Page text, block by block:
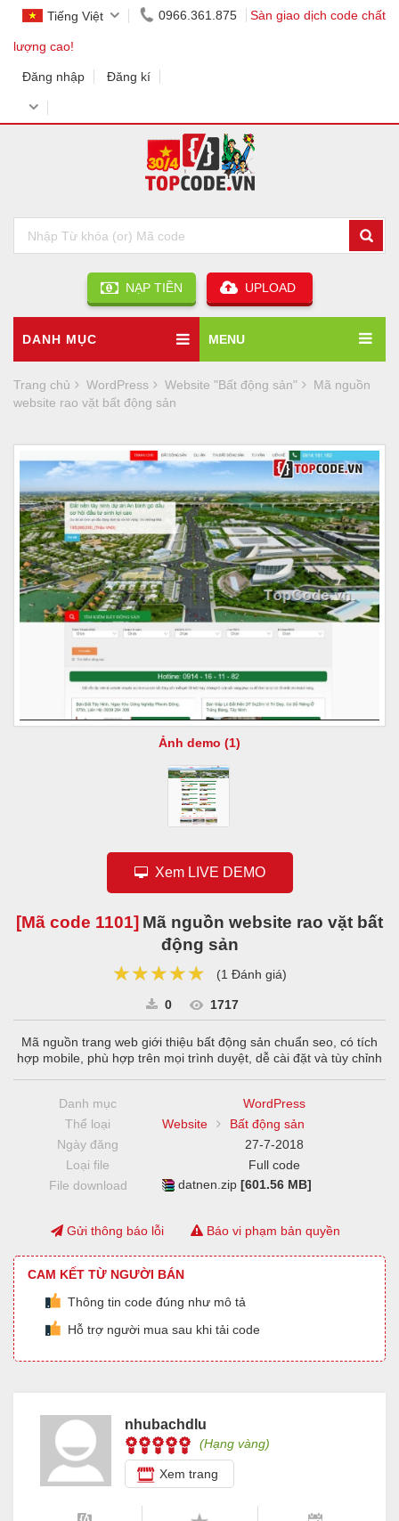
Tiếng Việt 0966.361.875 Sàn giao dịch code chất
lượng cao!
Đăng nhập Đăng kí
NẠP TIỀN UPLOAD
DANH MỤC MENU
Trang chủ WordPress Website "Bất động sản"
Mã nguồn
website rao vặt bất động sản
Ảnh demo (1)
Xem LIVE DEMO
[Mã code 1101] Mã nguồn website rao vặt bất
động sản
★★★★★
★★★★★
★★★★★ (1 Đánh giá)
0 1717
Mã nguồn trang web giới thiệu bất động sản chuẩn seo, có tích
hợp mobile, phù hợp trên mọi trình duyệt, dễ cài đặt và tùy chỉnh
Danh mục
WordPress
Thể loại
Website
Bất động sản
Ngày đăng
27-7-2018
Loại file
Full code
File download
datnen.zip[601.56 MB]
Gửi thông báo lỗi Báo vi phạm bản quyền
CAM KẾT TỪ NGƯỜI BÁN
Thông tin code đúng như mô tả
Hỗ trợ người mua sau khi tải code
nhubachdlu
(Hạng vàng)
Xem trang